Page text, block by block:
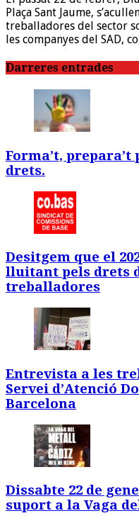
Plaça Sant Jaume,
treballadores del sector
les companyes del SAD,
Darreres entrades
Forma’t,
drets.
Desitgem que el
lluitant pels drets
treballadores
Entrevista a les
Servei d’Atenció
Barcelona
Dissabte 22 de
suport a la Vaga